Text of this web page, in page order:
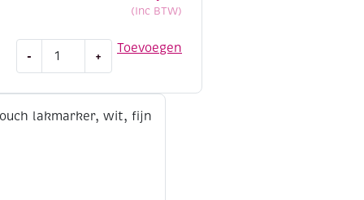
(Inc BTW)
Toevoegen
-
Pentouch
extra
+